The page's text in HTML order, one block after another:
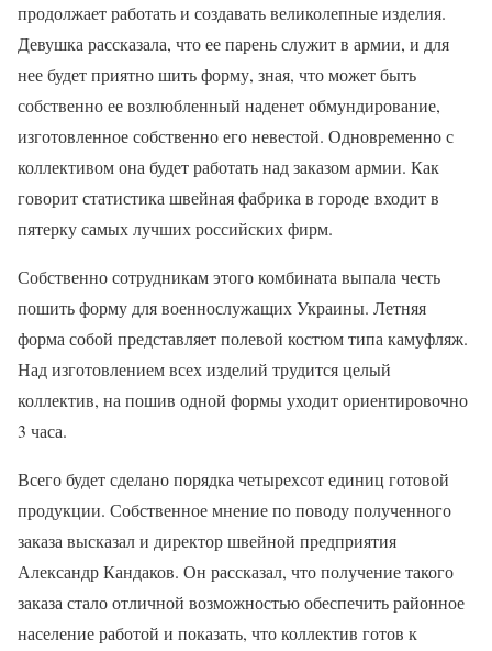
продолжает работать и создавать великолепные изделия.
Девушка рассказала, что ее парень служит в армии, и для
нее будет приятно шить форму, зная, что может быть
собственно ее возлюбленный наденет обмундирование,
изготовленное собственно его невестой. Одновременно с
коллективом она будет работать над заказом армии. Как
говорит статистика швейная фабрика в городе входит в
пятерку самых лучших российских фирм.
Собственно сотрудникам этого комбината выпала честь
пошить форму для военнослужащих Украины. Летняя
форма собой представляет полевой костюм типа камуфляж.
Над изготовлением всех изделий трудится целый
коллектив, на пошив одной формы уходит ориентировочно
3 часа.
Всего будет сделано порядка четырехсот единиц готовой
продукции. Собственное мнение по поводу полученного
заказа высказал и директор швейной предприятия
Александр Кандаков. Он рассказал, что получение такого
заказа стало отличной возможностью обеспечить районное
население работой и показать, что коллектив готов к